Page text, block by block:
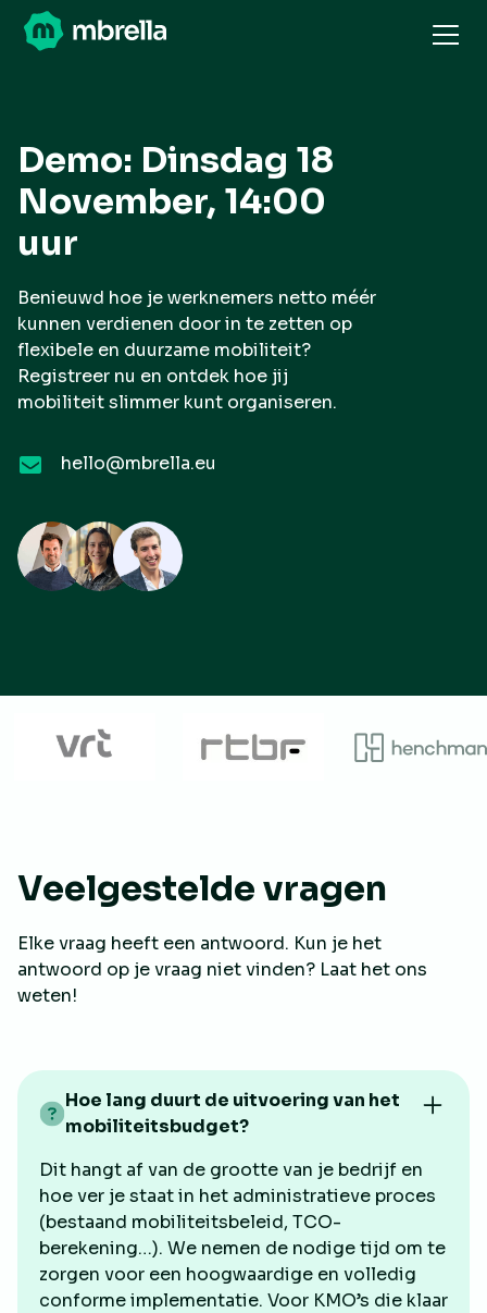
Demo: Dinsdag 18
November, 14:00
uur
Benieuwd hoe je werknemers netto méér
kunnen verdienen door in te zetten op
flexibele en duurzame mobiliteit?
Registreer nu en ontdek hoe jij
mobiliteit slimmer kunt organiseren.
hello@mbrella.eu
Veelgestelde vragen
Elke vraag heeft een antwoord. Kun je het
antwoord op je vraag niet vinden? Laat het ons
weten!
Hoe lang duurt de uitvoering van het
mobiliteitsbudget?
Dit hangt af van de grootte van je bedrijf en
hoe ver je staat in het administratieve proces
(bestaand mobiliteitsbeleid, TCO-
berekening…). We nemen de nodige tijd om te
zorgen voor een hoogwaardige en volledig
conforme implementatie. Voor KMO’s die klaar